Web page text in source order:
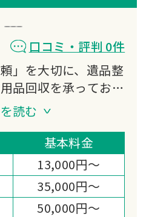
口コミ・評判 0件
」を大切に、遺品整
品回収を承っており
し、ご家族のお気持
、丁寧で誠実な対応
活かし、安心して任
提供いたします。
読む
基本料金
13,000円～
35,000円～
50,000円～